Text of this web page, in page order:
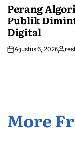
Perang
Publik
Digital
Agustus 6, 2026
More